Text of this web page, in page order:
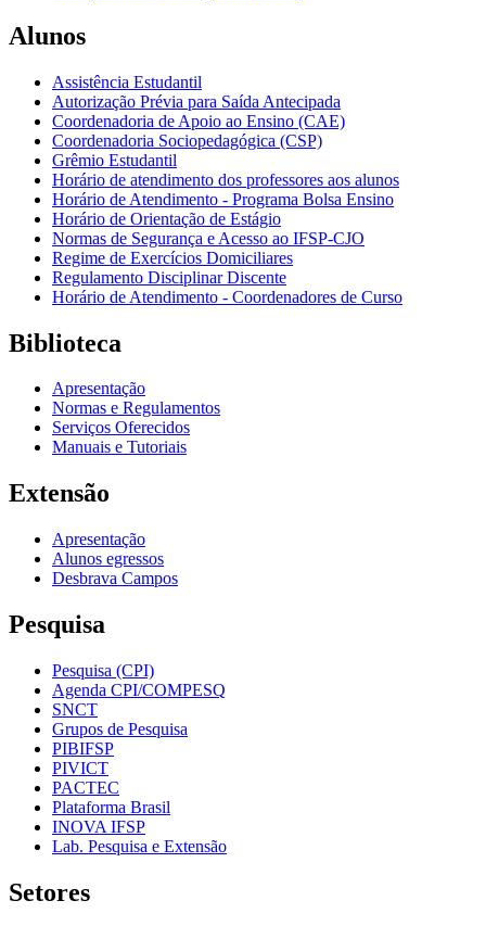
Alunos
Assistência Estudantil
Autorização Prévia para Saída Antecipada
Coordenadoria de Apoio ao Ensino (CAE)
Coordenadoria Sociopedagógica (CSP)
Grêmio Estudantil
Horário de atendimento dos professores aos alunos
Horário de Atendimento - Programa Bolsa Ensino
Horário de Orientação de Estágio
Normas de Segurança e Acesso ao IFSP-CJO
Regime de Exercícios Domiciliares
Regulamento Disciplinar Discente
Horário de Atendimento - Coordenadores de Curso
Biblioteca
Apresentação
Normas e Regulamentos
Serviços Oferecidos
Manuais e Tutoriais
Extensão
Apresentação
Alunos egressos
Desbrava Campos
Pesquisa
Pesquisa (CPI)
Agenda CPI/COMPESQ
SNCT
Grupos de Pesquisa
PIBIFSP
PIVICT
PACTEC
Plataforma Brasil
INOVA IFSP
Lab. Pesquisa e Extensão
Setores